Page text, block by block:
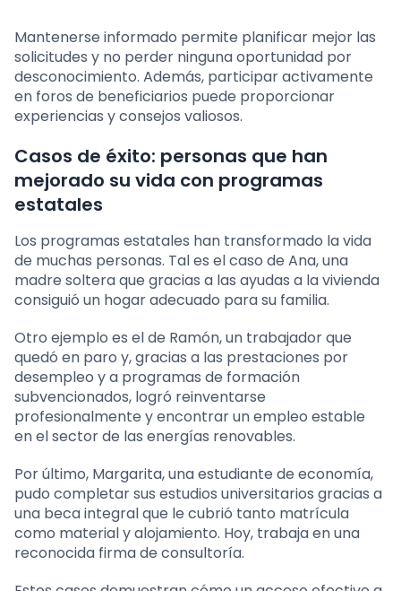
Mantenerse informado permite planificar mejor las
solicitudes y no perder ninguna oportunidad por
desconocimiento. Además, participar activamente
en foros de beneficiarios puede proporcionar
experiencias y consejos valiosos.
Casos de éxito: personas que han
mejorado su vida con programas
estatales
Los programas estatales han transformado la vida
de muchas personas. Tal es el caso de Ana, una
madre soltera que gracias a las ayudas a la vivienda
consiguió un hogar adecuado para su familia.
Otro ejemplo es el de Ramón, un trabajador que
quedó en paro y, gracias a las prestaciones por
desempleo y a programas de formación
subvencionados, logró reinventarse
profesionalmente y encontrar un empleo estable
en el sector de las energías renovables.
Por último, Margarita, una estudiante de economía,
pudo completar sus estudios universitarios gracias a
una beca integral que le cubrió tanto matrícula
como material y alojamiento. Hoy, trabaja en una
reconocida firma de consultoría.